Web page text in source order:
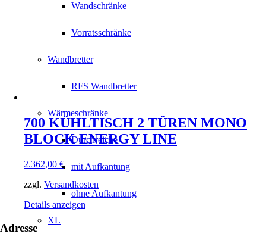
Wandschränke
Vorratsschränke
Wandbretter
RFS Wandbretter
Wärmeschränke
Durchreiche
mit Aufkantung
ohne Aufkantung
XL
700 KÜHLTISCH 2 TÜREN MONO
BLOCK ENERGY LINE
2.362,00 €
zzgl. Versandkosten
Details anzeigen
Adresse